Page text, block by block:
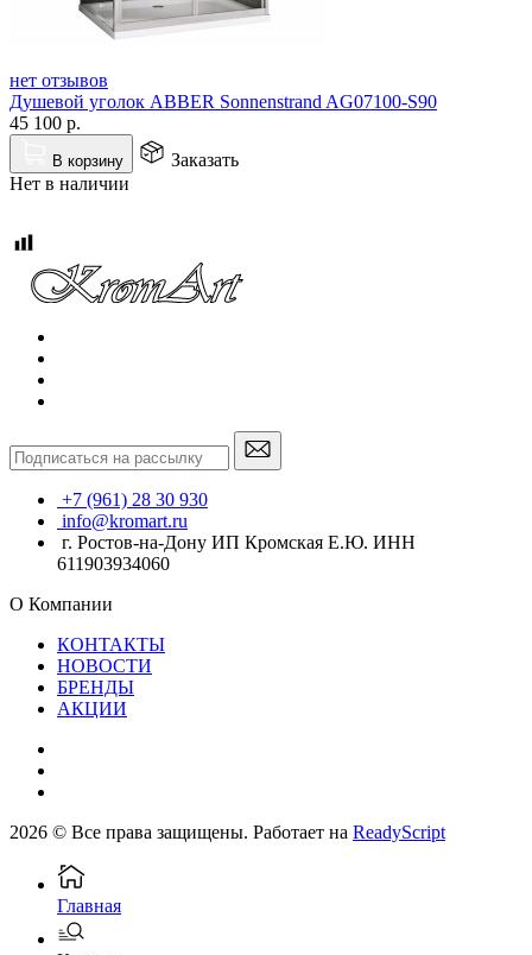
нет отзывов
Душевой уголок ABBER Sonnenstrand AG07100-S90
45 100 р.
В корзину
Заказать
Нет в наличии
+7 (961) 28 30 930
info@kromart.ru
г. Ростов-на-Дону ИП Кромская Е.Ю. ИНН
611903934060
О Компании
КОНТАКТЫ
НОВОСТИ
БРЕНДЫ
АКЦИИ
2026 © Все права защищены. Работает на ReadyScript
Главная